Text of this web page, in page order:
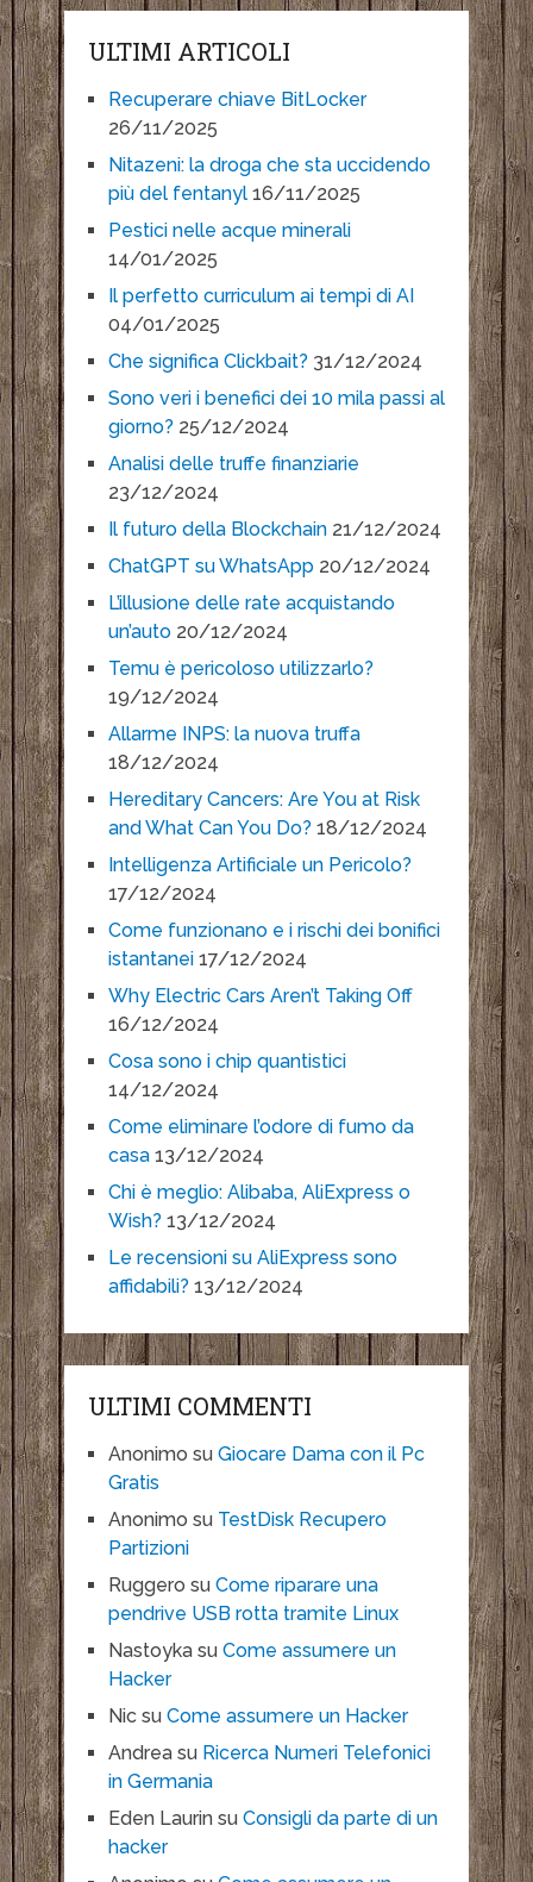
ULTIMI ARTICOLI
Recuperare chiave BitLocker
26/11/2025
Nitazeni: la droga che sta uccidendo
più del fentanyl 16/11/2025
Pestici nelle acque minerali
14/01/2025
Il perfetto curriculum ai tempi di AI
04/01/2025
Che significa Clickbait? 31/12/2024
Sono veri i benefici dei 10 mila passi al
giorno? 25/12/2024
Analisi delle truffe finanziarie
23/12/2024
Il futuro della Blockchain 21/12/2024
ChatGPT su WhatsApp 20/12/2024
L’illusione delle rate acquistando
un’auto 20/12/2024
Temu è pericoloso utilizzarlo?
19/12/2024
Allarme INPS: la nuova truffa
18/12/2024
Hereditary Cancers: Are You at Risk
and What Can You Do? 18/12/2024
Intelligenza Artificiale un Pericolo?
17/12/2024
Come funzionano e i rischi dei bonifici
istantanei 17/12/2024
Why Electric Cars Aren’t Taking Off
16/12/2024
Cosa sono i chip quantistici
14/12/2024
Come eliminare l’odore di fumo da
casa 13/12/2024
Chi è meglio: Alibaba, AliExpress o
Wish? 13/12/2024
Le recensioni su AliExpress sono
affidabili? 13/12/2024
ULTIMI COMMENTI
Anonimo su Giocare Dama con il Pc
Gratis
Anonimo su TestDisk Recupero
Partizioni
Ruggero su Come riparare una
pendrive USB rotta tramite Linux
Nastoykasu Come assumere un
Hacker
Nicsu Come assumere un Hacker
Andreasu Ricerca Numeri Telefonici
in Germania
Eden Laurinsu Consigli da parte di un
hacker